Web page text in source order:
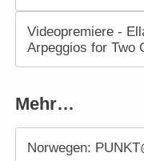
Videopremiere -
Arpeggios for Two
Mehr…
Norwegen: